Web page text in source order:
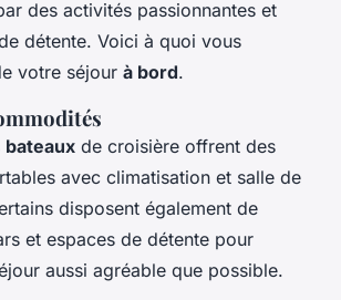
des activités passionnantes et
détente. Voici à quoi vous
votre séjour à bord.
bateaux de croisière offrent des
avec climatisation et salle de
disposent également de
et espaces de détente pour
aussi agréable que possible.